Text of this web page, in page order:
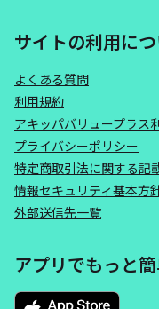
サイトの利用に
よくある質問
利用規約
アキッパバリュープラス
プライバシーポリシー
特定商取引法に関する記
情報セキュリティ基本方
外部送信先一覧
アプリでもっと